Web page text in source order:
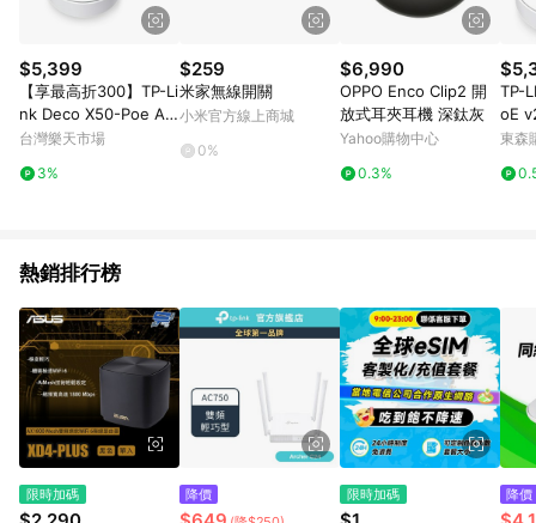
$5,399
【享最高折300】TP-Li
nk Deco X50-Poe AX
3000 wifi6雙頻 PoE供
台灣樂天市場
3%
$259
米家無線開關
小米官方線上商城
0%
$6,990
OPPO Enco Clip2 開
放式耳夾耳機 深鈦灰
Yahoo購物中心
0.3%
TP-
oE
i-Fi
東森
熱銷排行榜
限時加碼 降價 限時加碼 降價